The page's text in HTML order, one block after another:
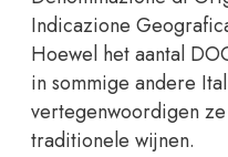
Indicazione
Hoewel het aantal
in sommige andere
vertegenwoordigen
traditionele wijnen.